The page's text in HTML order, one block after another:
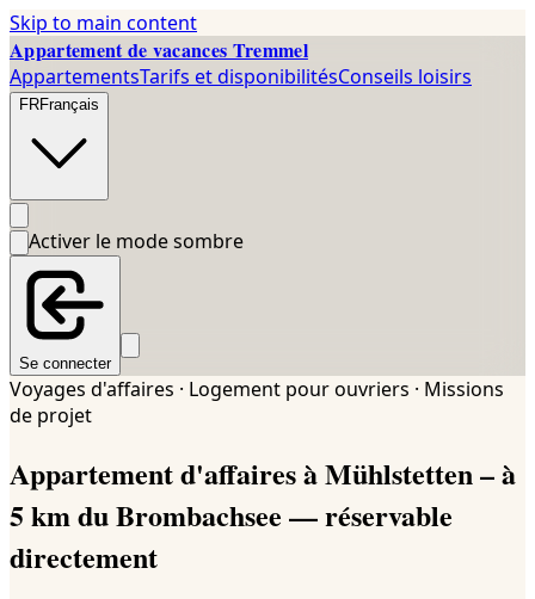
Skip to main content
Appartement de vacances Tremmel
AppartementsTarifs et disponibilitésConseils loisirs
FRFrançais
Activer le mode sombre
Se connecter
Voyages d'affaires · Logement pour ouvriers · Missions
de projet
Appartement d'affaires à Mühlstetten – à
5 km du Brombachsee — réservable
directement